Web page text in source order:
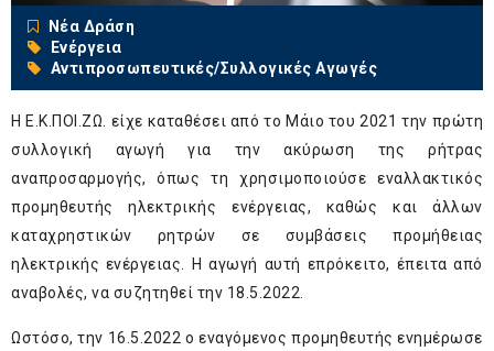
Νέα Δράση
Ενέργεια
Αντιπροσωπευτικές/Συλλογικές Αγωγές
Η Ε.Κ.ΠΟΙ.ΖΩ. είχε καταθέσει από το Μάιο του 2021 την πρώτη
συλλογική αγωγή για την ακύρωση της ρήτρας
αναπροσαρμογής, όπως τη χρησιμοποιούσε εναλλακτικός
προμηθευτής ηλεκτρικής ενέργειας, καθώς και άλλων
καταχρηστικών ρητρών σε συμβάσεις προμήθειας
ηλεκτρικής ενέργειας. Η αγωγή αυτή επρόκειτο, έπειτα από
αναβολές, να συζητηθεί την 18.5.2022.
Ωστόσο, την 16.5.2022 ο εναγόμενος προμηθευτής ενημέρωσε